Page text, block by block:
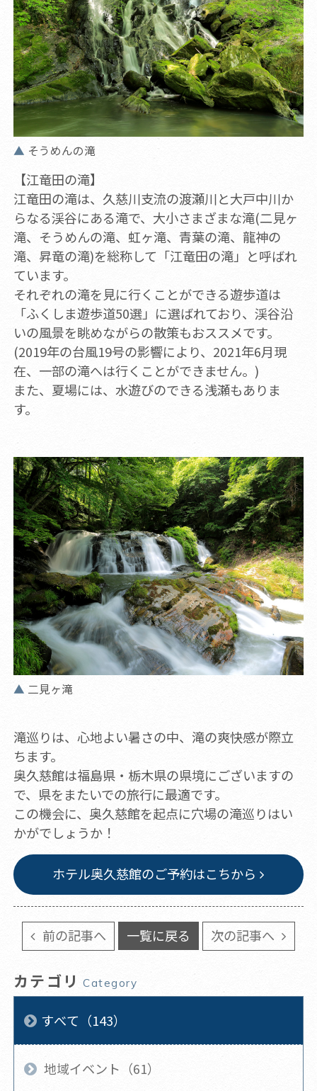
そうめんの滝
【江竜田の滝】
江竜田の滝は、久慈川支流の渡瀬川と大戸中川か
らなる渓谷にある滝で、大小さまざまな滝(二見ヶ
滝、そうめんの滝、虹ヶ滝、青葉の滝、龍神の
滝、昇竜の滝)を総称して「江竜田の滝」と呼ばれ
ています。
それぞれの滝を見に行くことができる遊歩道は
「ふくしま遊歩道50選」に選ばれており、渓谷沿
いの風景を眺めながらの散策もおススメです。
(2019年の台風19号の影響により、2021年6月現
在、一部の滝へは行くことができません。)
また、夏場には、水遊びのできる浅瀬もありま
す。
二見ヶ滝
滝巡りは、心地よい暑さの中、滝の爽快感が際立
ちます。
奥久慈館は福島県・栃木県の県境にございますの
で、県をまたいでの旅行に最適です。
この機会に、奥久慈館を起点に穴場の滝巡りはい
かがでしょうか！
ホテル奥久慈館のご予約はこちから
前の記事へ 一覧に戻る 次の記事へ
カテゴリ Category
すべて（143）
地域イベント（61）